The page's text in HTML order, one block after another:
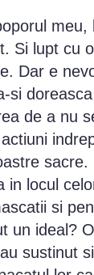
Si lupt cu
Dar e
si
de a nu
in locul
si
un ideal?
sustinut